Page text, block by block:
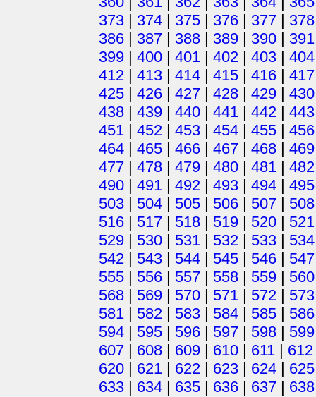
373 | 374 | 375 | 376 | 377 | 378
386 | 387 | 388 | 389 | 390 | 391
399 | 400 | 401 | 402 | 403 | 404
412 | 413 | 414 | 415 | 416 | 417
425 | 426 | 427 | 428 | 429 | 430
438 | 439 | 440 | 441 | 442 | 443
451 | 452 | 453 | 454 | 455 | 456
464 | 465 | 466 | 467 | 468 | 469
477 | 478 | 479 | 480 | 481 | 482
490 | 491 | 492 | 493 | 494 | 495
503 | 504 | 505 | 506 | 507 | 508
516 | 517 | 518 | 519 | 520 | 521
529 | 530 | 531 | 532 | 533 | 534
542 | 543 | 544 | 545 | 546 | 547
555 | 556 | 557 | 558 | 559 | 560
568 | 569 | 570 | 571 | 572 | 573
581 | 582 | 583 | 584 | 585 | 586
594 | 595 | 596 | 597 | 598 | 599
607 | 608 | 609 | 610 | 611 | 612
620 | 621 | 622 | 623 | 624 | 625
633 | 634 | 635 | 636 | 637 | 638